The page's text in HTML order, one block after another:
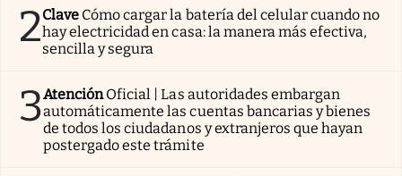
2Clave Cómo cargar la batería del celular cuando no
hay electricidad en casa: la manera más efectiva,
sencilla y segura
3AtenciónOficial | Las autoridades embargan
automáticamente las cuentas bancarias y bienes
de todos los ciudadanos y extranjeros que hayan
postergado este trámite